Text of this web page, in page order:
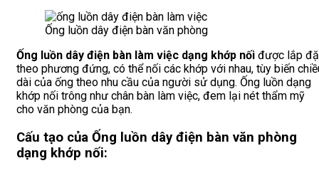
Ống luồn dây điện bàn văn phòng
Ống luồn dây điện bàn làm việc dạng khớp nối được lắp
theo phương đứng, có thể nối các khớp với nhau, tùy biến
dài của ống theo nhu cầu của người sử dụng. Ống luồn dạng
khớp nối trông như chân bàn làm việc, đem lại nét thẩm mỹ
cho văn phòng của bạn.
Cấu tạo của Ống luồn dây điện bàn văn phòng
dạng khớp nối: